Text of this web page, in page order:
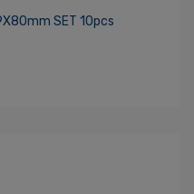
SET 10pcs